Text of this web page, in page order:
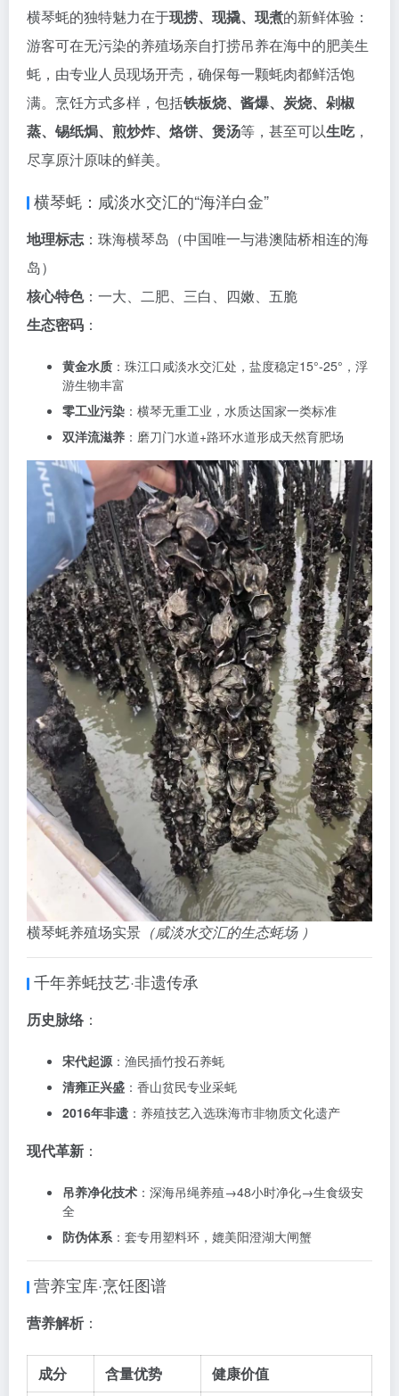
横琴蚝的独特魅力在于​​现捞、现撬、现煮​​的新鲜体验：
游客可在无污染的养殖场亲自打捞吊养在海中的肥美生
蚝，由专业人员现场开壳，确保每一颗蚝肉都鲜活饱
满。烹饪方式多样，包括​​铁板烧、酱爆、炭烧、剁椒
蒸、锡纸焗、煎炒炸、烙饼、煲汤​​等，甚至可以​​生吃​​，
尽享原汁原味的鲜美。
横琴蚝：咸淡水交汇的“海洋白金”
地理标志：珠海横琴岛（中国唯一与港澳陆桥相连的海
岛）
核心特色：一大、二肥、三白、四嫩、五脆
生态密码 ：
黄金水质 ：珠江口咸淡水交汇处，盐度稳定15°-25°，浮
游生物丰富
零工业污染 ：横琴无重工业，水质达国家一类标准
双洋流滋养 ：磨刀门水道+路环水道形成天然育肥场
横琴蚝养殖场实景 （咸淡水交汇的生态蚝场 ）
千年养蚝技艺·非遗传承
历史脉络：
宋代起源：渔民插竹投石养蚝
清雍正兴盛 ：香山贫民专业采蚝
2016年非遗 ：养殖技艺入选珠海市非物质文化遗产
现代革新 ：
吊养净化技术 ：深海吊绳养殖→48小时净化→生食级安
全
防伪体系：套专用塑料环，媲美阳澄湖大闸蟹
营养宝库·烹饪图谱
营养解析 ：
成分 含量优势 健康价值